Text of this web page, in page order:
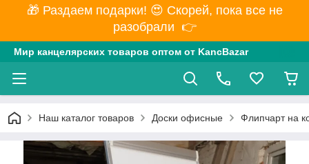
🎁 Раздаем подарки! 😍 Скорей, пока все не
разобрали 👉
Мир канцелярских товаров оптом от KancBazar
Наш каталог товаров Доски офисные Флипчарт на